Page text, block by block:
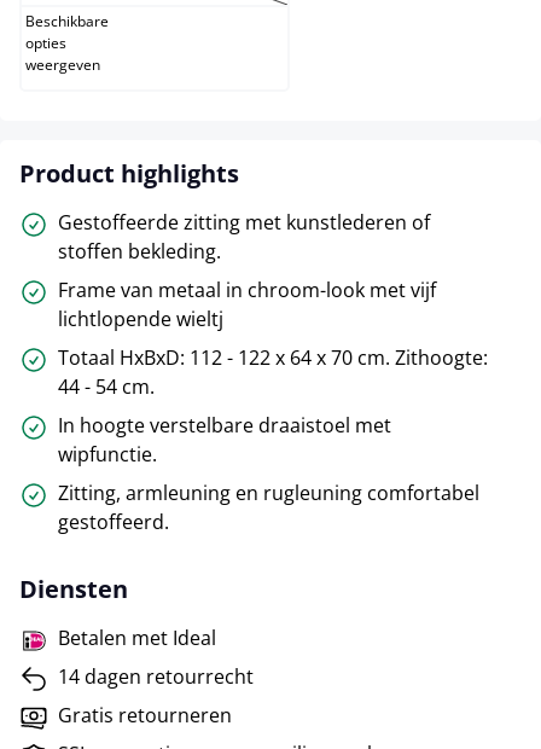
Beschikbare
opties
weergeven
Product highlights
Gestoffeerde zitting met kunstlederen of
stoffen bekleding.
Frame van metaal in chroom-look met vijf
lichtlopende wieltj
Totaal HxBxD: 112 - 122 x 64 x 70 cm. Zithoogte:
44 - 54 cm.
In hoogte verstelbare draaistoel met
wipfunctie.
Zitting, armleuning en rugleuning comfortabel
gestoffeerd.
Diensten
Betalen met Ideal
14 dagen retourrecht
Gratis retourneren